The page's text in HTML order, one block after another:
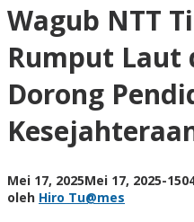
di
dan
Wagub NTT
Rumput Laut
Dorong
Mei 17, 2025Mei 17, 2025oleh
-
oleh Hiro Tu@mes